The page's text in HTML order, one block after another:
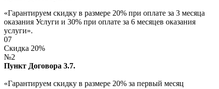
«Гарантируем скидку в размере 20% при оплате за 3 месяца
оказания Услуги и 30% при оплате за 6 месяцев оказания
услуги».
07
Скидка 20%
№2
Пункт Договора 3.7.
«Гарантируем скидку в размере 20% за первый месяц